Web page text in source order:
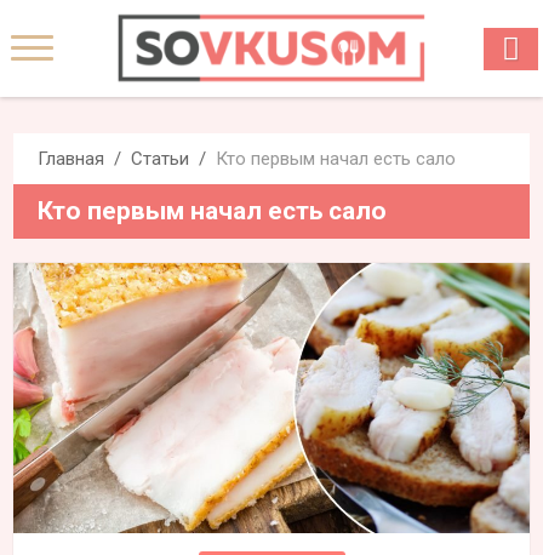
Главная Статьи Кто первым начал есть сало
Кто первым начал есть сало